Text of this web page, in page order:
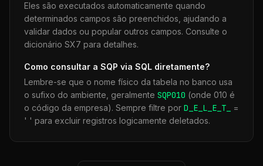
Eles são executados automaticamente quando
determinados campos são preenchidos, ajudando a
validar dados ou popular outros campos. Consulte o
dicionário SX7 para detalhes.
Como consultar a SQP via SQL diretamente?
Lembre-se que o nome físico da tabela no banco usa
o sufixo do ambiente, geralmente SQP010 (onde 010 é
o código da empresa). Sempre filtre por D_E_L_E_T_
=
' ' para excluir registros logicamente deletados.